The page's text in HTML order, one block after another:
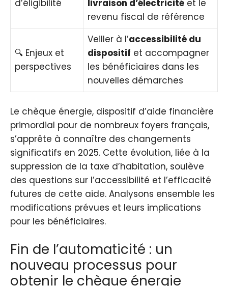
d’éligibilité
livraison d’électricité et le
revenu fiscal de référence
🔍 Enjeux et
perspectives
Veiller à l’accessibilité du
dispositif et accompagner
les bénéficiaires dans les
nouvelles démarches
Le chèque énergie, dispositif d’aide financière
primordial pour de nombreux foyers français,
s’apprête à connaître des changements
significatifs en 2025. Cette évolution, liée à la
suppression de la taxe d’habitation, soulève
des questions sur l’accessibilité et l’efficacité
futures de cette aide. Analysons ensemble les
modifications prévues et leurs implications
pour les bénéficiaires.
Fin de l’automaticité : un
nouveau processus pour
obtenir le chèque énergie